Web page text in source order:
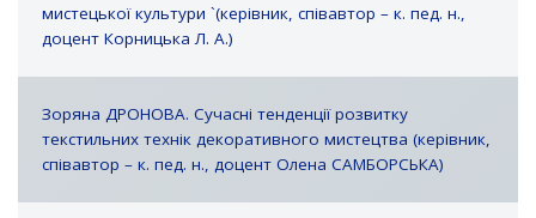
мистецької культури `(керівник, співавтор – к. пед. н.,
доцент Корницька Л. А.)
Зоряна ДРОНОВА. Сучасні тенденції розвитку
текстильних технік декоративного мистецтва (керівник,
співавтор – к. пед. н., доцент Олена САМБОРСЬКА)